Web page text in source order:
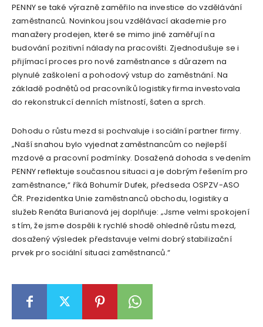
PENNY se také výrazně zaměřilo na investice do vzdělávání
zaměstnanců. Novinkou jsou vzdělávací akademie pro
manažery prodejen, které se mimo jiné zaměřují na
budování pozitivní nálady na pracovišti. Zjednodušuje se i
přijímací proces pro nové zaměstnance s důrazem na
plynulé zaškolení a pohodový vstup do zaměstnání. Na
základě podnětů od pracovníků logistiky firma investovala
do rekonstrukcí denních místností, šaten a sprch.
Dohodu o růstu mezd si pochvaluje i sociální partner firmy.
„Naší snahou bylo vyjednat zaměstnancům co nejlepší
mzdové a pracovní podmínky. Dosažená dohoda s vedením
PENNY reflektuje současnou situaci a je dobrým řešením pro
zaměstnance,“ říká Bohumír Dufek, předseda OSPZV-ASO
ČR. Prezidentka Unie zaměstnanců obchodu, logistiky a
služeb Renáta Burianová jej doplňuje: „Jsme velmi spokojení
s tím, že jsme dospěli k rychlé shodě ohledně růstu mezd,
dosažený výsledek představuje velmi dobrý stabilizační
prvek pro sociální situaci zaměstnanců.“